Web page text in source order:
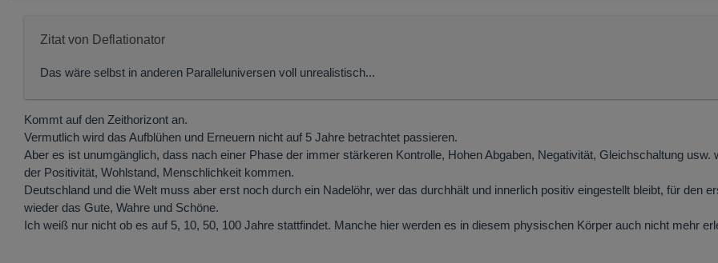
Zitat von Deflationator
Das wäre selbst in anderen Paralleluniversen voll unrealistisch...
Kommt auf den Zeithorizont an.
Vermutlich wird das Aufblühen und Erneuern nicht auf 5 Jahre betrachtet passieren.
Aber es ist unumgänglich, dass nach einer Phase der immer stärkeren Kontrolle, Hohen Abgaben, Negativität, Gleichschaltung usw.
der Positivität, Wohlstand, Menschlichkeit kommen.
Deutschland und die Welt muss aber erst noch durch ein Nadelöhr, wer das durchhält und innerlich positiv eingestellt bleibt, für den
wieder das Gute, Wahre und Schöne.
Ich weiß nur nicht ob es auf 5, 10, 50, 100 Jahre stattfindet. Manche hier werden es in diesem physischen Körper auch nicht mehr